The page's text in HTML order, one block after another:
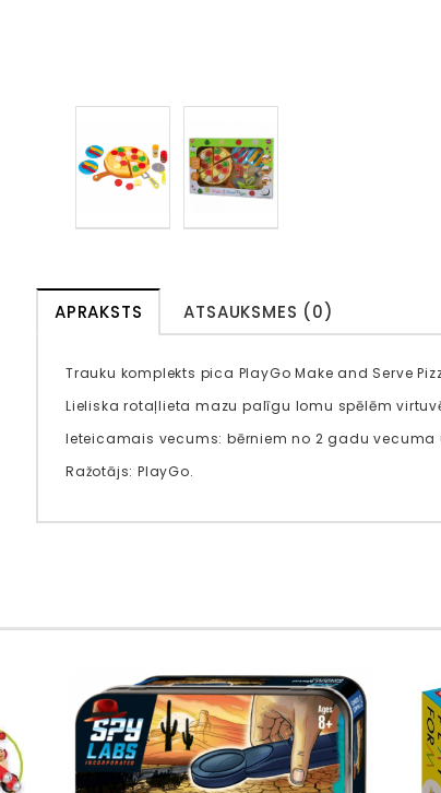
APRAKSTS ATSAUKSMES (0)
Trauku komplekts pica PlayGo Make and Serve
Lieliska rotaļlieta mazu palīgu lomu spēlēm
Ieteicamais vecums: bērniem no 2 gadu vecuma
Ražotājs: PlayGo.